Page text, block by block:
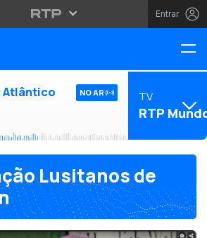
Entrar
Atlântico NO AR TV
RTP
Lusitanos de